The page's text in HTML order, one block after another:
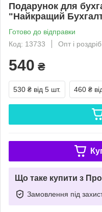
Подарунок для
"Найкращий
Готово до відправки
Код: 13733
Опт і роздріб
540 ₴
530 ₴ від 5 шт. 460 ₴
Що таке купити з
Замовлення під